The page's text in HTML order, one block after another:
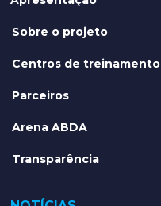
Sobre o projeto
Centros de treinamento
Parceiros
Arena ABDA
Transparência